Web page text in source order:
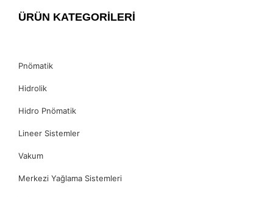
ÜRÜN KATEGORİLERİ
Pnömatik
Hidrolik
Hidro Pnömatik
Lineer Sistemler
Vakum
Merkezi Yağlama Sistemleri